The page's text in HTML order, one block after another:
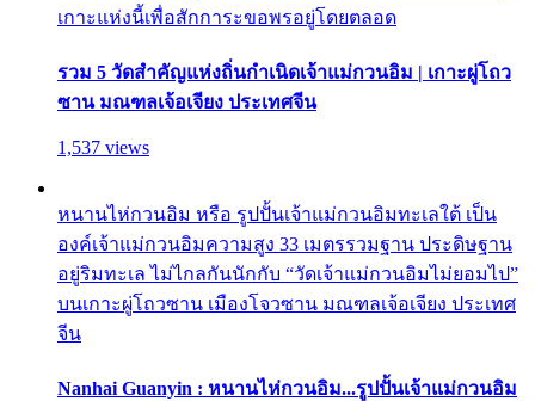
เกาะแห่งนี้เพื่อสักการะขอพรอยู่โดยตลอด
รวม 5 วัดสำคัญแห่งถิ่นกำเนิดเจ้าแม่กวนอิม | เกาะผู่โถว
ซาน มณฑลเจ้อเจียง ประเทศจีน
1,537 views
หนานไห่กวนอิม หรือ รูปปั้นเจ้าแม่กวนอิมทะเลใต้ เป็น
องค์เจ้าแม่กวนอิมความสูง 33 เมตรรวมฐาน ประดิษฐาน
อยู่ริมทะเล ไม่ไกลกันนักกับ “วัดเจ้าแม่กวนอิมไม่ยอมไป”
บนเกาะผู่โถวซาน เมืองโจวซาน มณฑลเจ้อเจียง ประเทศ
จีน
Nanhai Guanyin : หนานไห่กวนอิม...รูปปั้นเจ้าแม่กวนอิม